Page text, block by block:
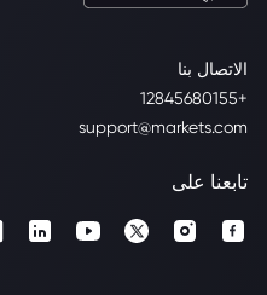
الاتصال بنا
+12845680155
support@markets.com
تابعنا على